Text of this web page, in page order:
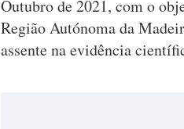
Outubro de 2021, com o
Região Autónoma da
assente na evidência